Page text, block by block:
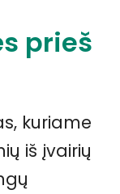
prieš
kuriame
iš įvairių